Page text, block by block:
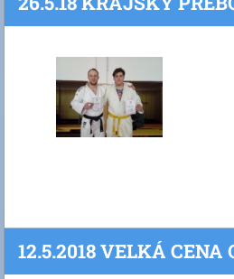
12.5.2018 VELKÁ CENA